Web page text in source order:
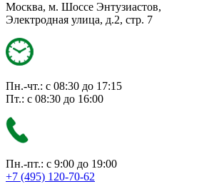
Москва, м. Шоссе Энтузиастов,
Электродная улица, д.2, стр. 7
Пн.-чт.: с 08:30 до 17:15
Пт.: с 08:30 до 16:00
Пн.-пт.: с 9:00 до 19:00
+7 (495) 120-70-62